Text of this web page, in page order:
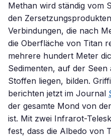
Methan wird ständig vom
den
Verbindungen, die nach
die Oberfläche von Titan
mehrere hundert Meter
Sedimenten, auf der
Stoffen liegen, bilden.
berichten jetzt im Journal
der gesamte Mond von
ist. Mit zwei Infrarot-
fest, dass die Albedo von